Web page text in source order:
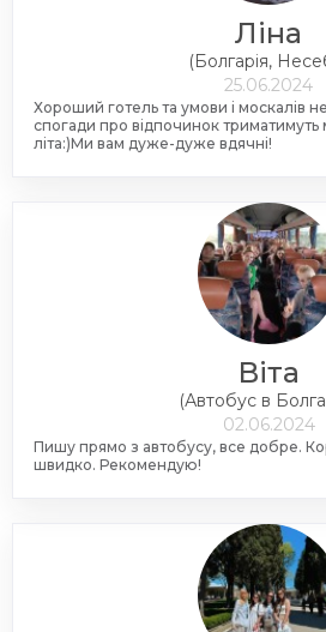
Ліна
(Болгарія,
25.06.2024
Хороший готель та умови і москалів
спогади про відпочинок
літа:)Ми вам дуже-дуже вдячні!
Віта
(Автобус в
02.06.2024
Пишу прямо з автобусу, все добре.
швидко. Рекомендую!